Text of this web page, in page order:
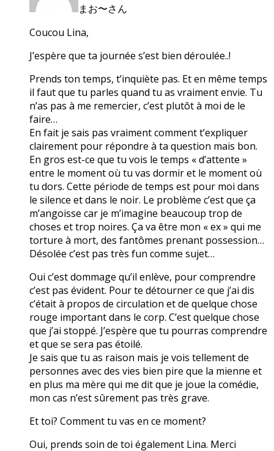
まお〜さん
Coucou Lina,
J’espère que ta journée s’est bien déroulée..!
Prends ton temps, t’inquiète pas. Et en même temps
il faut que tu parles quand tu as vraiment envie. Tu
n’as pas à me remercier, c’est plutôt à moi de le
faire…
En fait je sais pas vraiment comment t’expliquer
clairement pour répondre à ta question mais bon.
En gros est-ce que tu vois le temps « d’attente »
entre le moment où tu vas dormir et le moment où
tu dors. Cette période de temps est pour moi dans
le silence et dans le noir. Le problème c’est que ça
m’angoisse car je m’imagine beaucoup trop de
choses et trop noires. Ça va être mon « ex » qui me
torture à mort, des fantômes prenant possession…
Désolée c’est pas très fun comme sujet…
Oui c’est dommage qu’il enlève, pour comprendre
c’est pas évident. Pour te détourner ce que j’ai dis
c’était à propos de circulation et de quelque chose
rouge important dans le corp. C’est quelque chose
que j’ai stoppé. J’espère que tu pourras comprendre
et que se sera pas étoilé.
Je sais que tu as raison mais je vois tellement de
personnes avec des vies bien pire que la mienne et
en plus ma mère qui me dit que je joue la comédie,
mon cas n’est sûrement pas très grave.
Et toi? Comment tu vas en ce moment?
Oui, prends soin de toi également Lina. Merci